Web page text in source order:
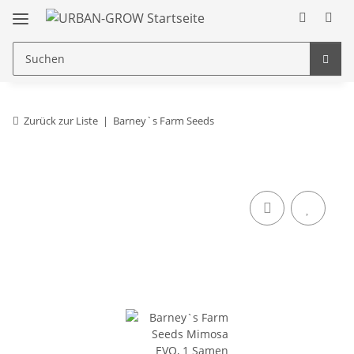
Zurück zur Liste Barney`s Farm Seeds